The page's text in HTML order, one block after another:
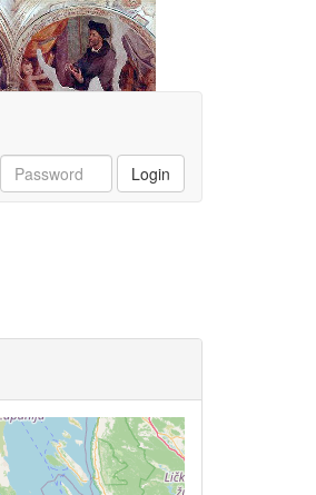
Password Login